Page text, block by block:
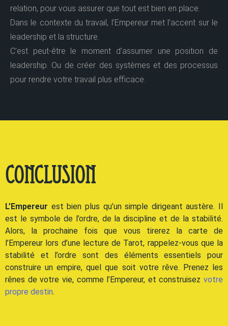
relation, pour vous assurer que tout est bien en place.
Dans le contexte du travail, l’Empereur met l’accent sur le
leadership et la structure.
C’est peut-être le moment d’assumer une position de
leadership. Ou de créer des systèmes et des processus
pour rendre votre travail plus efficace.
Conclusion
L’Empereur est bien plus qu’un simple dirigeant austère. Il
est le symbole de l’ordre, de la discipline et de la stabilité.
Alors, la prochaine fois que vous tirerez la carte de
l’Empereur lors d’une lecture de Tarot, rappelez-vous que la
stabilité et l’ordre sont des éléments essentiels pour
construire un empire, quel que soit votre rêve. Prenez les
rênes de votre vie, comme l’Empereur, et construisez votre
propre destin.